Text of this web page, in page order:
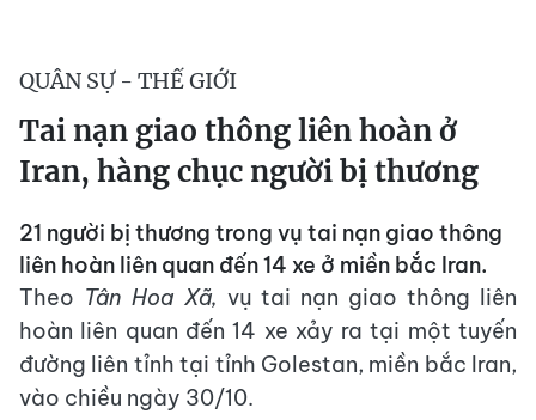
QUÂN SỰ - THẾ GIỚI
Tai nạn giao thông liên hoàn ở
Iran, hàng chục người bị thương
21 người bị thương trong vụ tai nạn giao thông
liên hoàn liên quan đến 14 xe ở miền bắc Iran.
Theo Tân Hoa Xã, vụ tai nạn giao thông liên
hoàn liên quan đến 14 xe xảy ra tại một tuyến
đường liên tỉnh tại tỉnh Golestan, miền bắc Iran,
vào chiều ngày 30/10.